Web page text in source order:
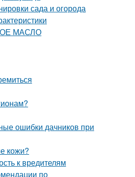
сада и огорода
МАСЛО
ошибки дачников при
кожи?
к вредителям
по